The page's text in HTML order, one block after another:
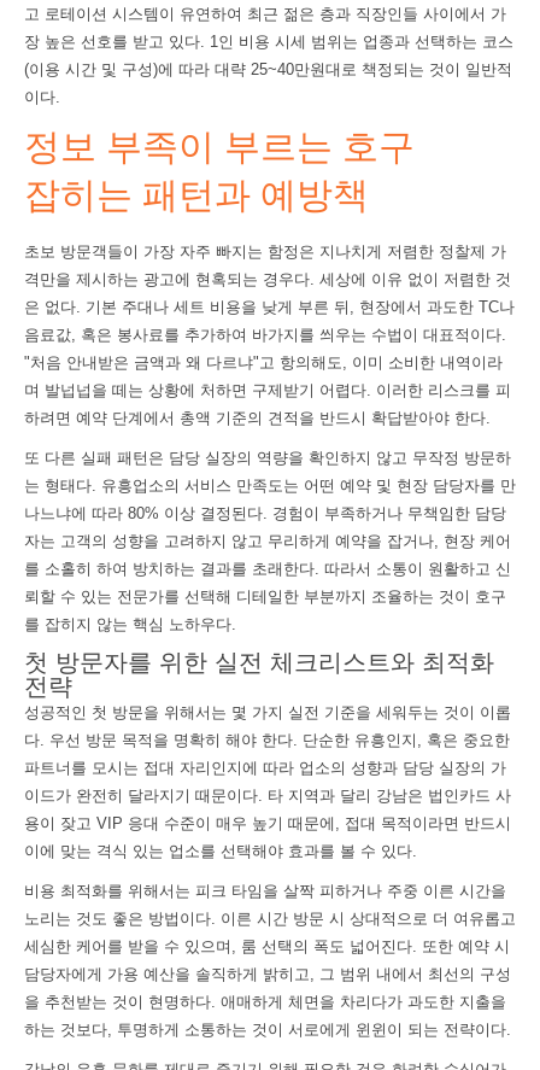
고 로테이션 시스템이 유연하여 최근 젊은 층과 직장인들 사이에서 가
장 높은 선호를 받고 있다. 1인 비용 시세 범위는 업종과 선택하는 코스
(이용 시간 및 구성)에 따라 대략 25~40만원대로 책정되는 것이 일반적
이다.
정보 부족이 부르는 호구
잡히는 패턴과 예방책
초보 방문객들이 가장 자주 빠지는 함정은 지나치게 저렴한 정찰제 가
격만을 제시하는 광고에 현혹되는 경우다. 세상에 이유 없이 저렴한 것
은 없다. 기본 주대나 세트 비용을 낮게 부른 뒤, 현장에서 과도한 TC나
음료값, 혹은 봉사료를 추가하여 바가지를 씌우는 수법이 대표적이다.
"처음 안내받은 금액과 왜 다르냐"고 항의해도, 이미 소비한 내역이라
며 발넙넙을 떼는 상황에 처하면 구제받기 어렵다. 이러한 리스크를 피
하려면 예약 단계에서 총액 기준의 견적을 반드시 확답받아야 한다.
또 다른 실패 패턴은 담당 실장의 역량을 확인하지 않고 무작정 방문하
는 형태다. 유흥업소의 서비스 만족도는 어떤 예약 및 현장 담당자를 만
나느냐에 따라 80% 이상 결정된다. 경험이 부족하거나 무책임한 담당
자는 고객의 성향을 고려하지 않고 무리하게 예약을 잡거나, 현장 케어
를 소홀히 하여 방치하는 결과를 초래한다. 따라서 소통이 원활하고 신
뢰할 수 있는 전문가를 선택해 디테일한 부분까지 조율하는 것이 호구
를 잡히지 않는 핵심 노하우다.
첫 방문자를 위한 실전 체크리스트와 최적화
전략
성공적인 첫 방문을 위해서는 몇 가지 실전 기준을 세워두는 것이 이롭
다. 우선 방문 목적을 명확히 해야 한다. 단순한 유흥인지, 혹은 중요한
파트너를 모시는 접대 자리인지에 따라 업소의 성향과 담당 실장의 가
이드가 완전히 달라지기 때문이다. 타 지역과 달리 강남은 법인카드 사
용이 잦고 VIP 응대 수준이 매우 높기 때문에, 접대 목적이라면 반드시
이에 맞는 격식 있는 업소를 선택해야 효과를 볼 수 있다.
비용 최적화를 위해서는 피크 타임을 살짝 피하거나 주중 이른 시간을
노리는 것도 좋은 방법이다. 이른 시간 방문 시 상대적으로 더 여유롭고
세심한 케어를 받을 수 있으며, 룸 선택의 폭도 넓어진다. 또한 예약 시
담당자에게 가용 예산을 솔직하게 밝히고, 그 범위 내에서 최선의 구성
을 추천받는 것이 현명하다. 애매하게 체면을 차리다가 과도한 지출을
하는 것보다, 투명하게 소통하는 것이 서로에게 윈윈이 되는 전략이다.